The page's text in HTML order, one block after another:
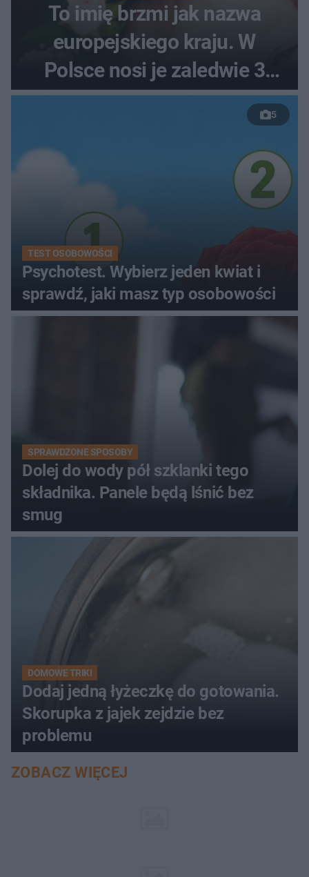
To imię brzmi jak nazwa
europejskiego kraju. W
Polsce nosi je zaledwie 3
kobiety
5
TEST OSOBOWOŚCI
Psychotest. Wybierz jeden kwiat i
sprawdź, jaki masz typ osobowości
SPRAWDZONE SPOSOBY
Dolej do wody pół szklanki tego
składnika. Panele będą lśnić bez
smug
DOMOWE TRIKI
Dodaj jedną łyżeczkę do gotowania.
Skorupka z jajek zejdzie bez
problemu
ZOBACZ WIĘCEJ